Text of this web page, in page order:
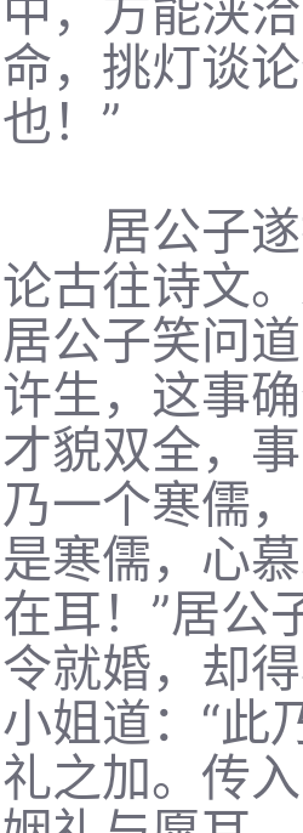
中，方能浃
命，挑灯谈
也！”
居公子遂
论古往诗文
居公子笑问
许生，这事
才貌双全，
乃一个寒儒
是寒儒，心
在耳！”居公
令就婚，却
小姐道：“此
礼之加。传